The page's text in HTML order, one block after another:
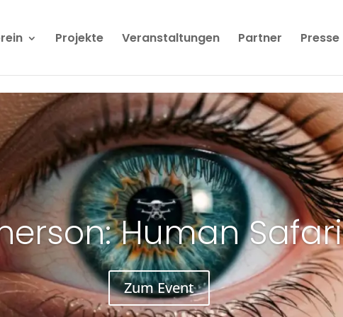
Projekte Veranstaltungen Partner Presse
Human Safari
Zum Event